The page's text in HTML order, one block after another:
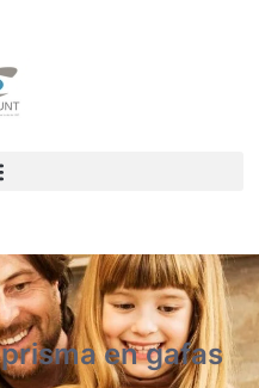
en gafas